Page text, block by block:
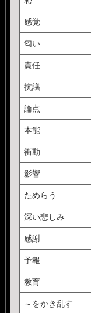
感覚
匂い
責任
抗議
論点
本能
衝動
影響
ためらう
深い悲しみ
感謝
予報
教育
～をかき乱す